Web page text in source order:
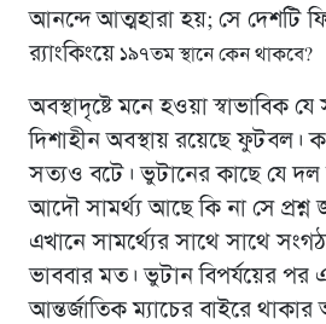
আনন্দে আত্মহারা হয়; সে দেশটি
র‌্যাংকিংয়ে ১৯৭তম স্থানে কেন থাকবে?
অবস্থাদৃষ্টে মনে হওয়া স্বাভাবিক
দিশাহীন অবস্থায় রয়েছে ফুটবল।
সত্যও বটে। ভুটানের কাছে যে
আদৌ সামর্থ্য আছে কি না সে প্রশ্ন
এখানে সামর্থ্যের সাথে সাথে
ভাববার মত। ভুটান বিপর্যয়ের পর
আন্তর্জাতিক ম্যাচের বাইরে থাকার